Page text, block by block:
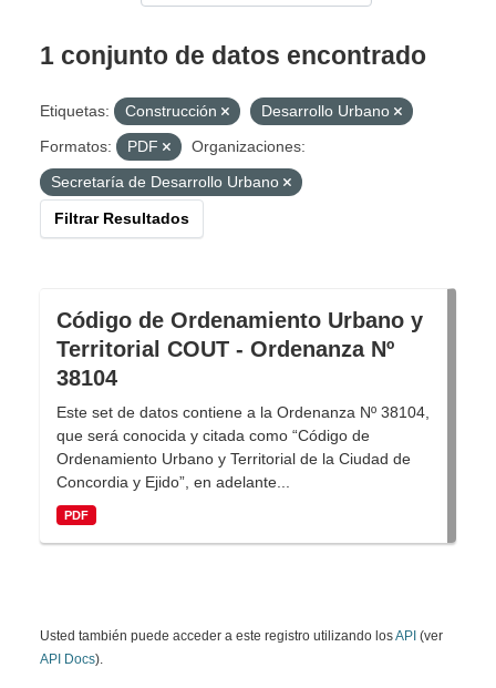
1 conjunto de datos encontrado
Etiquetas: Construcción
Desarrollo Urbano
Formatos:
PDF
Organizaciones:
Secretaría de Desarrollo Urbano
Filtrar Resultados
Código de Ordenamiento Urbano y
Territorial COUT - Ordenanza Nº
38104
Este set de datos contiene a la Ordenanza Nº 38104,
que será conocida y citada como “Código de
Ordenamiento Urbano y Territorial de la Ciudad de
Concordia y Ejido”, en adelante...
PDF
Usted también puede acceder a este registro utilizando losAPI (ver
API Docs).